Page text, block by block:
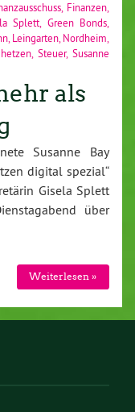
, Finanzen,
Splett, Green Bonds,
,Leingarten,Nordheim,
,Steuer,Susanne
als
Susanne Bay
digital spezial“
Gisela Splett
über
Weiterlesen »